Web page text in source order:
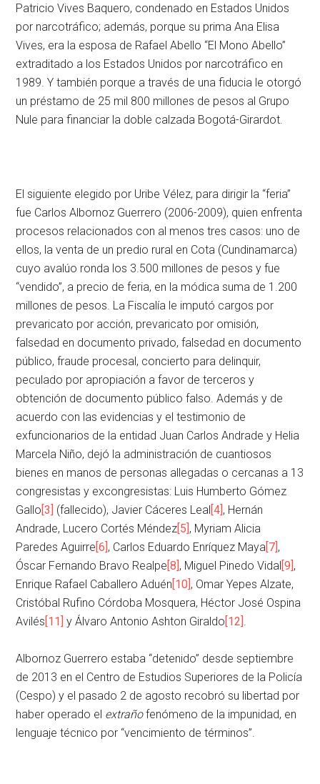
Patricio Vives Baquero, condenado en Estados Unidos
por narcotráfico; además, porque su prima Ana Elisa
Vives, era la esposa de Rafael Abello “El Mono Abello”
extraditado a los Estados Unidos por narcotráfico en
1989. Y también porque a través de una fiducia le otorgó
un préstamo de 25 mil 800 millones de pesos al Grupo
Nule para financiar la doble calzada Bogotá-Girardot.
El siguiente elegido por Uribe Vélez, para dirigir la “feria”
fue Carlos Albornoz Guerrero (2006-2009), quien enfrenta
procesos relacionados con al menos tres casos: uno de
ellos, la venta de un predio rural en Cota (Cundinamarca)
cuyo avalúo ronda los 3.500 millones de pesos y fue
“vendido”, a precio de feria, en la módica suma de 1.200
millones de pesos. La Fiscalía le imputó cargos por
prevaricato por acción, prevaricato por omisión,
falsedad en documento privado, falsedad en documento
público, fraude procesal, concierto para delinquir,
peculado por apropiación a favor de terceros y
obtención de documento público falso. Además y de
acuerdo con las evidencias y el testimonio de
exfuncionarios de la entidad Juan Carlos Andrade y Helia
Marcela Niño, dejó la administración de cuantiosos
bienes en manos de personas allegadas o cercanas a 13
congresistas y excongresistas: Luis Humberto Gómez
Gallo[3] (fallecido), Javier Cáceres Leal[4], Hernán
Andrade, Lucero Cortés Méndez[5], Myriam Alicia
Paredes Aguirre[6], Carlos Eduardo Enríquez Maya[7],
Óscar Fernando Bravo Realpe[8], Miguel Pinedo Vidal[9],
Enrique Rafael Caballero Aduén[10], Omar Yepes Alzate,
Cristóbal Rufino Córdoba Mosquera, Héctor José Ospina
Avilés[11] y Álvaro Antonio Ashton Giraldo[12]
Albornoz Guerrero estaba “detenido” desde septiembre
de 2013 en el Centro de Estudios Superiores de la Policía
(Cespo) y el pasado 2 de agosto recobró su libertad por
haber operado el extrañofenómeno de la impunidad, en
lenguaje técnico por “vencimiento de términos”.